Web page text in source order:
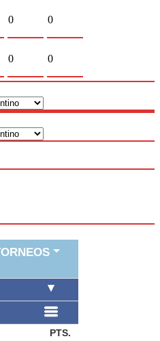
0 0
0 0